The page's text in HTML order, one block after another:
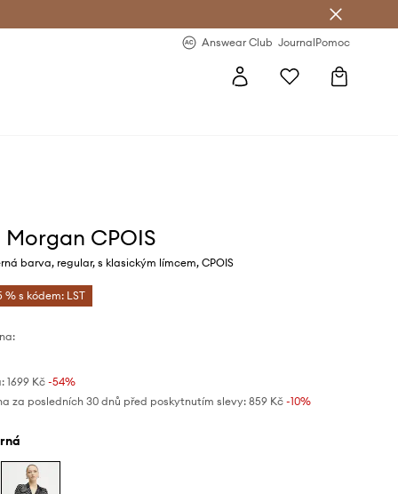
Answear Club JournalPomoc
Morgan CPOIS
barva, regular, s klasickým límcem, CPOIS
% s kódem: LST
1699 Kč-54%
za posledních 30 dnů před poskytnutím slevy: 859 Kč -10%